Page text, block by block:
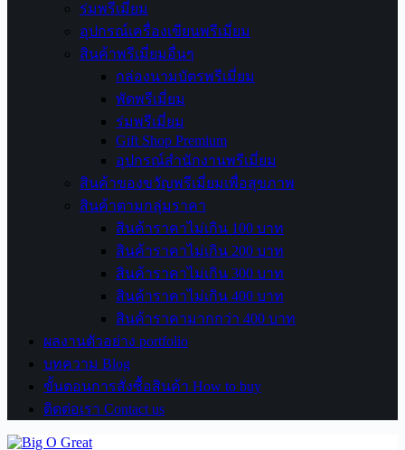
ร่มพรีเมี่ยม
อุปกรณ์เครื่องเขียนพรีเมี่ยม
สินค้าพรีเมี่ยมอื่นๆ
กล่องนามบัตรพรีเมี่ยม
พัดพรีเมี่ยม
ร่มพรีเมี่ยม
Gift Shop Premium
อุปกรณ์สำนักงานพรีเมี่ยม
สินค้าของขวัญพรีเมี่ยมเพื่อสุขภาพ
สินค้าตามกลุ่มราคา
สินค้าราคาไม่เกิน 100 บาท
สินค้าราคาไม่เกิน 200 บาท
สินค้าราคาไม่เกิน 300 บาท
สินค้าราคาไม่เกิน 400 บาท
สินค้าราคามากกว่า 400 บาท
ผลงานตัวอย่าง portfolio
บทความ Blog
ขั้นตอนการสั่งซื้อสินค้า How to buy
ติดต่อเรา Contact us